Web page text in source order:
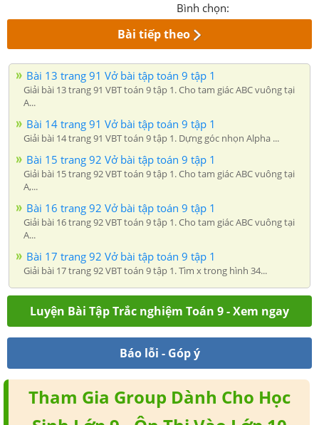
Bình chọn:
Bài tiếp theo
Bài 13 trang 91 Vở bài tập toán 9 tập 1
Giải bài 13 trang 91 VBT toán 9 tập 1. Cho tam giác ABC vuông tại
A...
Bài 14 trang 91 Vở bài tập toán 9 tập 1
Giải bài 14 trang 91 VBT toán 9 tập 1. Dựng góc nhọn Alpha ...
Bài 15 trang 92 Vở bài tập toán 9 tập 1
Giải bài 15 trang 92 VBT toán 9 tập 1. Cho tam giác ABC vuông tại
A,...
Bài 16 trang 92 Vở bài tập toán 9 tập 1
Giải bài 16 trang 92 VBT toán 9 tập 1. Cho tam giác ABC vuông tại
A...
Bài 17 trang 92 Vở bài tập toán 9 tập 1
Giải bài 17 trang 92 VBT toán 9 tập 1. Tìm x trong hình 34...
Luyện Bài Tập Trắc nghiệm Toán 9 - Xem ngay
Báo lỗi - Góp ý
Tham Gia Group Dành Cho Học